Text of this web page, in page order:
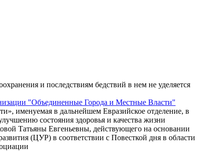
и последствиям бедствий в нем не уделяется
"Объединенные Города и Местные Власти"
именуемая в дальнейшем Евразийское отделение, в
состояния здоровья и качества жизни
Татьяны Евгеньевны, действующего на основании
(ЦУР) в соответствии с Повесткой дня в области